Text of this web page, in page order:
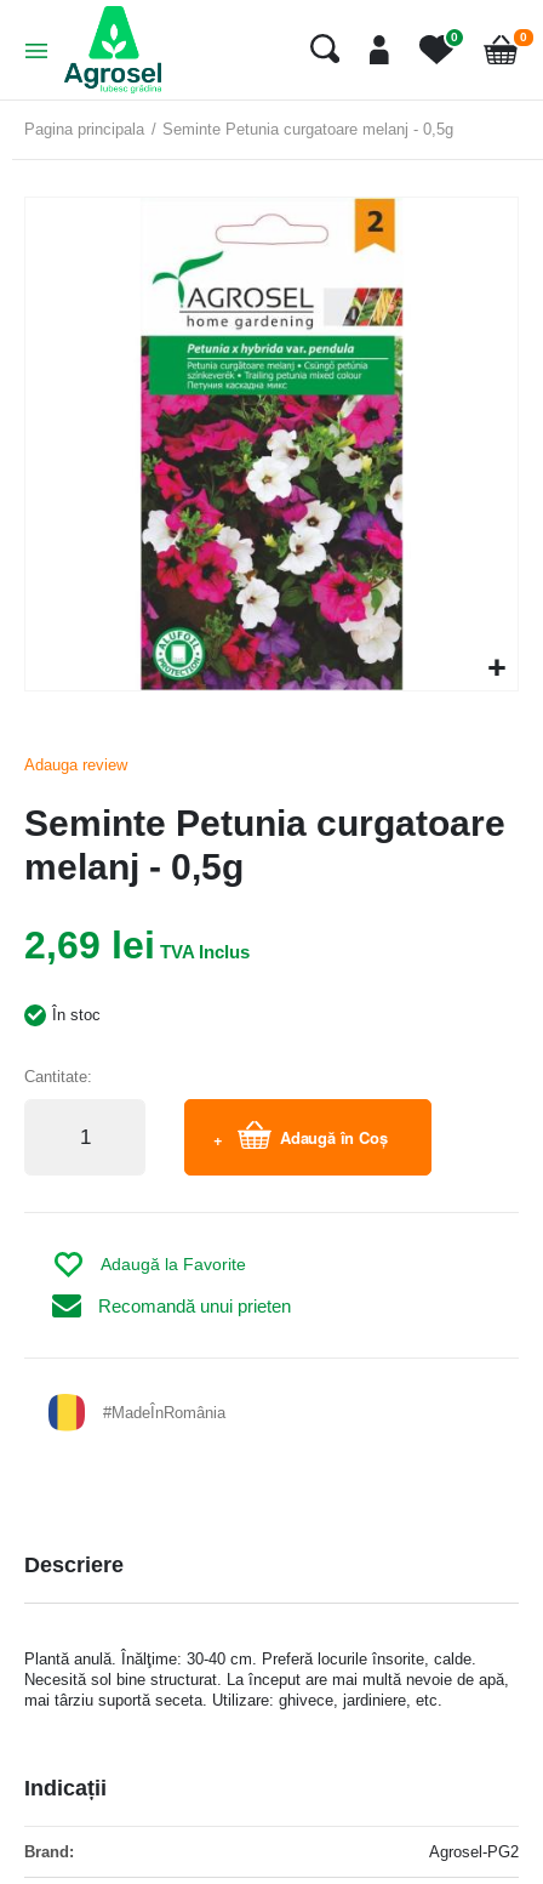
0
Cart
0
Pagina principala Seminte Petunia curgatoare melanj - 0,5g
Adauga review
Seminte Petunia curgatoare
melanj - 0,5g
2,69 lei
În stoc
Cantitate:
Adaugă în Coș
Recomandă unui prieten
Adaugă la Favorite
#MadeÎnRomânia
Descriere
Plantă anulă. Înălţime: 30-40 cm. Preferă locurile însorite, calde.
Necesită sol bine structurat. La început are mai multă nevoie de apă,
mai târziu suportă seceta. Utilizare: ghivece, jardiniere, etc.
Indicații
Agrosel-PG2